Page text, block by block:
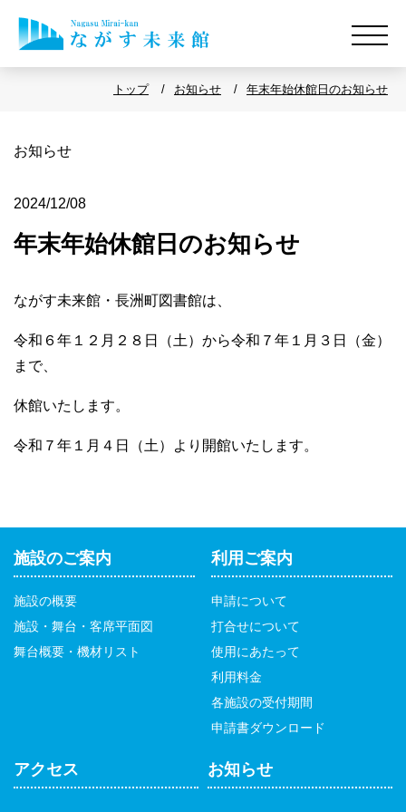
トップ お知らせ 年末年始休館日のお知らせ
お知らせ
2024/12/08
年末年始休館日のお知らせ
ながす未来館・長洲町図書館は、
令和６年１２月２８日（土）から令和７年１月３日（金）
まで、
休館いたします。
令和７年１月４日（土）より開館いたします。
施設のご案内
施設の概要
施設・舞台・客席平面図
舞台概要・機材リスト
利用ご案内
申請について
打合せについて
使用にあたって
利用料金
各施設の受付期間
申請書ダウンロード
アクセス お知らせ